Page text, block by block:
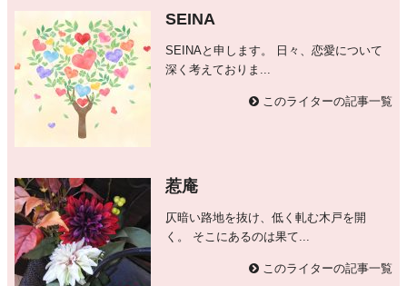
SEINA
SEINAと申します。 日々、恋愛について
深く考えておりま...
このライターの記事一覧
惹庵
仄暗い路地を抜け、低く軋む木戸を開
く。 そこにあるのは果て...
このライターの記事一覧